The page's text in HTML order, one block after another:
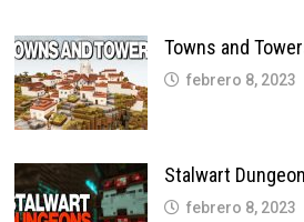
Towns and
febrero 8, 2023
Stalwart
febrero 8, 2023